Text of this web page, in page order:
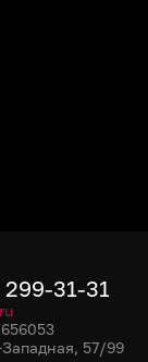
31-31
57/99